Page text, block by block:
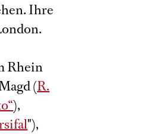
Ihre
Rhein
(R.
),
"),